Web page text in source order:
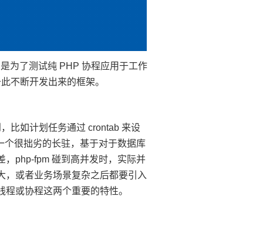
了测试纯 PHP 协程应用于工作
不断开发出来的框架。
比如计划任务通过 crontab 来设
很拙劣的长驻，基于对于数据库
，php-fpm 碰到高并发时，实际并
，或者业务场景复杂之后都要引入
或协程这两个重要的特性。